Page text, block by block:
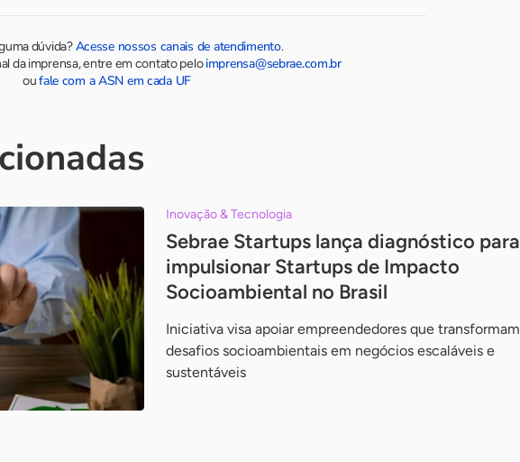
dúvida?Acesse nossos canais de atendimento.
da imprensa, entre em contato peloimprensa@sebrae.com.br
oufale com a ASN em cada UF
Inovação & Tecnologia
Sebrae Startups lança diagnóstico para
impulsionar Startups de Impacto
Socioambiental no Brasil
Iniciativa visa apoiar empreendedores que transformam
desafios socioambientais em negócios escaláveis e
sustentáveis